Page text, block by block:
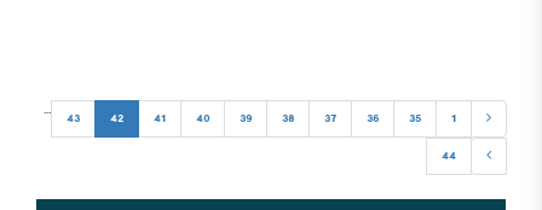
1
... 35
36
37
38
39
40
41
42
43
44
شبهات عن الغلو عند السلفيين . ومنه مقتضبات من مقالات
سابقة